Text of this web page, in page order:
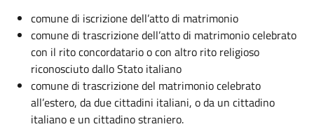
comune di iscrizione dell’atto di matrimonio
comune di trascrizione dell’atto di matrimonio celebrato
con il rito concordatario o con altro rito religioso
riconosciuto dallo Stato italiano
comune di trascrizione del matrimonio celebrato
all’estero, da due cittadini italiani, o da un cittadino
italiano e un cittadino straniero.